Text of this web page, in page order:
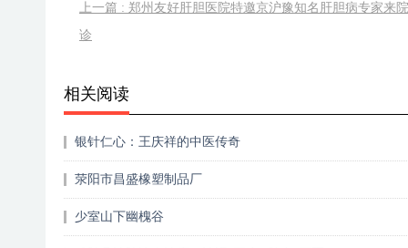
上一篇 : 郑州友好肝胆医院特邀京沪豫知名肝胆病专家来
诊
相关阅读
银针仁心：王庆祥的中医传奇
荥阳市昌盛橡塑制品厂
少室山下幽槐谷